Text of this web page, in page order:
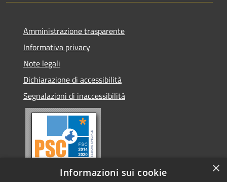
Amministrazione trasparente
Informativa privacy
Note legali
Dichiarazione di accessibilità
Segnalazioni di inaccessibilità
×
Informazioni sui cookie